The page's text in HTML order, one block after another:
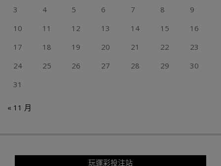
3
4 5 6 7 8
9
10
11 12 13 14 15
16
17
18 19 20 21 22
23
24
25 26 27 28 29
30
31
« 11 月
玩運彩投注站